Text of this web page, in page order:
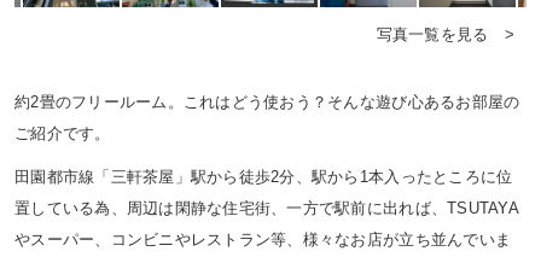
写真一覧を見る >
約2畳のフリールーム。これはどう使おう？そんな遊び心あるお部屋の
ご紹介です。
田園都市線「三軒茶屋」駅から徒歩2分、駅から1本入ったところに位
置している為、周辺は閑静な住宅街、一方で駅前に出れば、TSUTAYA
やスーパー、コンビニやレストラン等、様々なお店が立ち並んでいま